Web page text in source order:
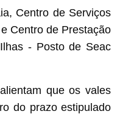
Centro de Serviços
Centro de Prestação
- Posto de Seac
que os vales
do prazo estipulado